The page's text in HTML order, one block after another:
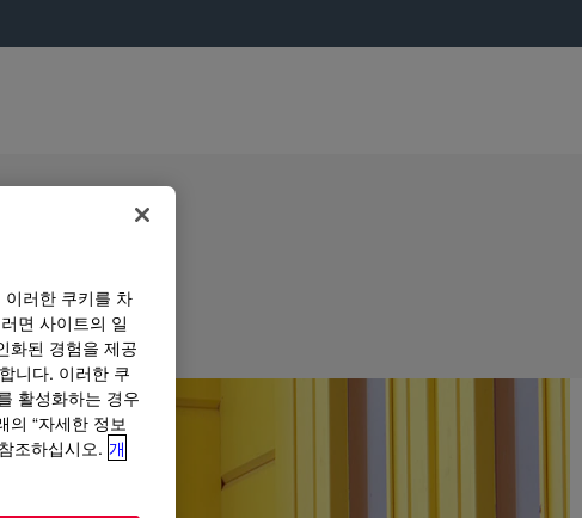
러한 쿠키를 차
면 사이트의 일
화된 경험을 제공
니다. 이러한 쿠
활성화하는 경우
의 “자세한 정보
조하십시오. 개